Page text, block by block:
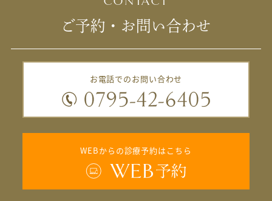
ご予約・お問い合わせ
お電話でのお問い合わせ
WEBからの診療予約はこちら